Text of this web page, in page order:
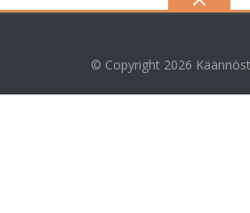
© Copyright 2026